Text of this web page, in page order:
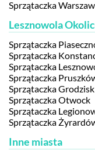
Sprzątaczka
Lesznowola
Sprzątaczka
Sprzątaczka
Sprzątaczka
Sprzątaczka
Sprzątaczka
Sprzątaczka Otwock
Sprzątaczka
Sprzątaczka
Inne miasta